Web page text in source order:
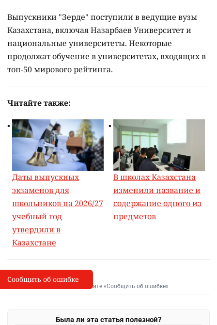
Выпускники "Зерде" поступили в ведущие вузы
Казахстана, включая Назарбаев Университет и
национальные университеты. Некоторые
продолжат обучение в университетах, входящих в
топ-50 мирового рейтинга.
Читайте также:
Даты выпускных
экзаменов для
школьников на 2026/27
учебный год
утвердили в
Казахстане
В школах Казахстана
изменили название и
содержание одного из
предметов
I
Сообщить об опечатке
Выделите фрагмент и нажмите «Сообщить об ошибке»
Была ли эта статья полезной?
Сообщить об ошибке